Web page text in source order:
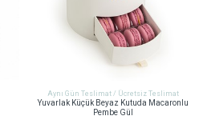
Aynı Gün Teslimat / Ücretsiz Teslimat
Yuvarlak Küçük Beyaz Kutuda Macaronlu
Pembe Gül